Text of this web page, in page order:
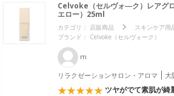
Celvoke（セルヴォ―ク）レアグ
エロー）25ml
カテゴリ： 店販商品
スキンケア用
ブランド： Celvoke（セルヴォーク）
m
リラクゼーションサロン・アロマ 大
ツヤがでて素肌が綺